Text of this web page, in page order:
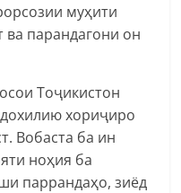
муҳити
ва парандагони он
Тоҷикистон
хориҷиро
Вобаста ба ин
ноҳия ба
паррандаҳо, зиёд